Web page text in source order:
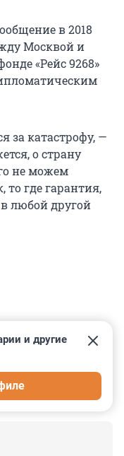
в 2018
Москвой и
«Рейс 9268»
за катастрофу, —
о страну
не можем
то где гарантия,
любой другой
и другие